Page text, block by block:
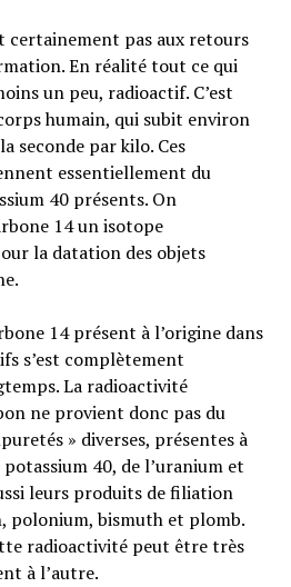
certainement pas aux retours
En réalité tout ce qui
un peu, radioactif. C’est
humain, qui subit environ
seconde par kilo. Ces
essentiellement du
40 présents. On
14 un isotope
la datation des objets
14 présent à l’origine dans
s’est complètement
La radioactivité
ne provient donc pas du
» diverses, présentes à
40, de l’uranium et
leurs produits de filiation
polonium, bismuth et plomb.
radioactivité peut être très
à l’autre.